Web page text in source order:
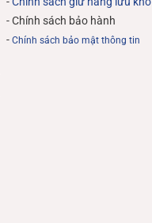
- Chính sách bảo hành
-Chính sách bảo mật thông tin